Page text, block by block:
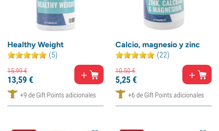
Healthy Weight
(5)
15,99€
13,59€
+9 de Gift Points adicionales
Calcio, magnesio y zinc
(22)
10,50€
5,25€
+6 de Gift Points adicionales